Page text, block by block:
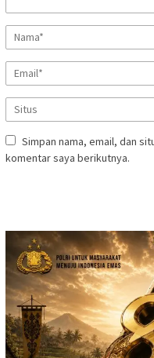
Simpan nama, email, dan
komentar saya berikutnya.